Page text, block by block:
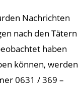
Nachrichten
nach den Tätern
haben
können, werden
0631 / 369 –